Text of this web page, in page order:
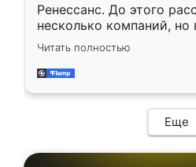
Ренессанс. До этого
несколько компаний, но
эту. Сначала обговорили
приехал замерщик, всё
и снял размеры.
мебель сразу встала на
каких-либо доработок.
довольна, все выглядит
Читать полностью
Еще